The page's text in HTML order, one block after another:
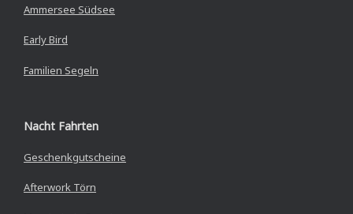
Ammersee Südsee
Early Bird
Familien Segeln
Nacht Fahrten
Geschenkgutscheine
Afterwork Törn